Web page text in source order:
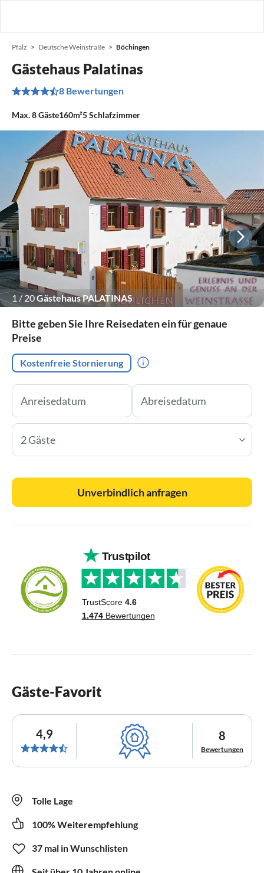
Pfalz Deutsche Weinstraße Böchingen
Gästehaus Palatinas
8 Bewertungen
Max.8Gäste160m²5Schlafzimmer
1 / 20Gästehaus PALATINAS
Bitte geben Sie Ihre Reisedaten ein für genaue
Preise
Kostenfreie Stornierung
2 Gäste
Unverbindlich anfragen
Gäste-Favorit
4,9 8
Bewertungen
Tolle Lage
100% Weiterempfehlung
37 mal in Wunschlisten